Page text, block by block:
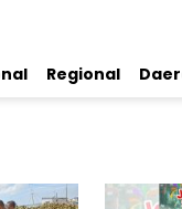
Regional